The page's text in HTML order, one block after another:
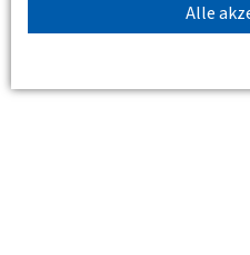
Alle
Ihre DVWG e.V. - BV Sachsen